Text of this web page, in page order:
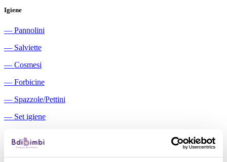
Igiene
― Pannolini
― Salviette
― Cosmesi
― Forbicine
― Spazzole/Pettini
― Set igiene
Aspiratori nasali manuali